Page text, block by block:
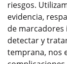
riesgos.
evidencia,
de marcadores
detectar y
temprana, nos